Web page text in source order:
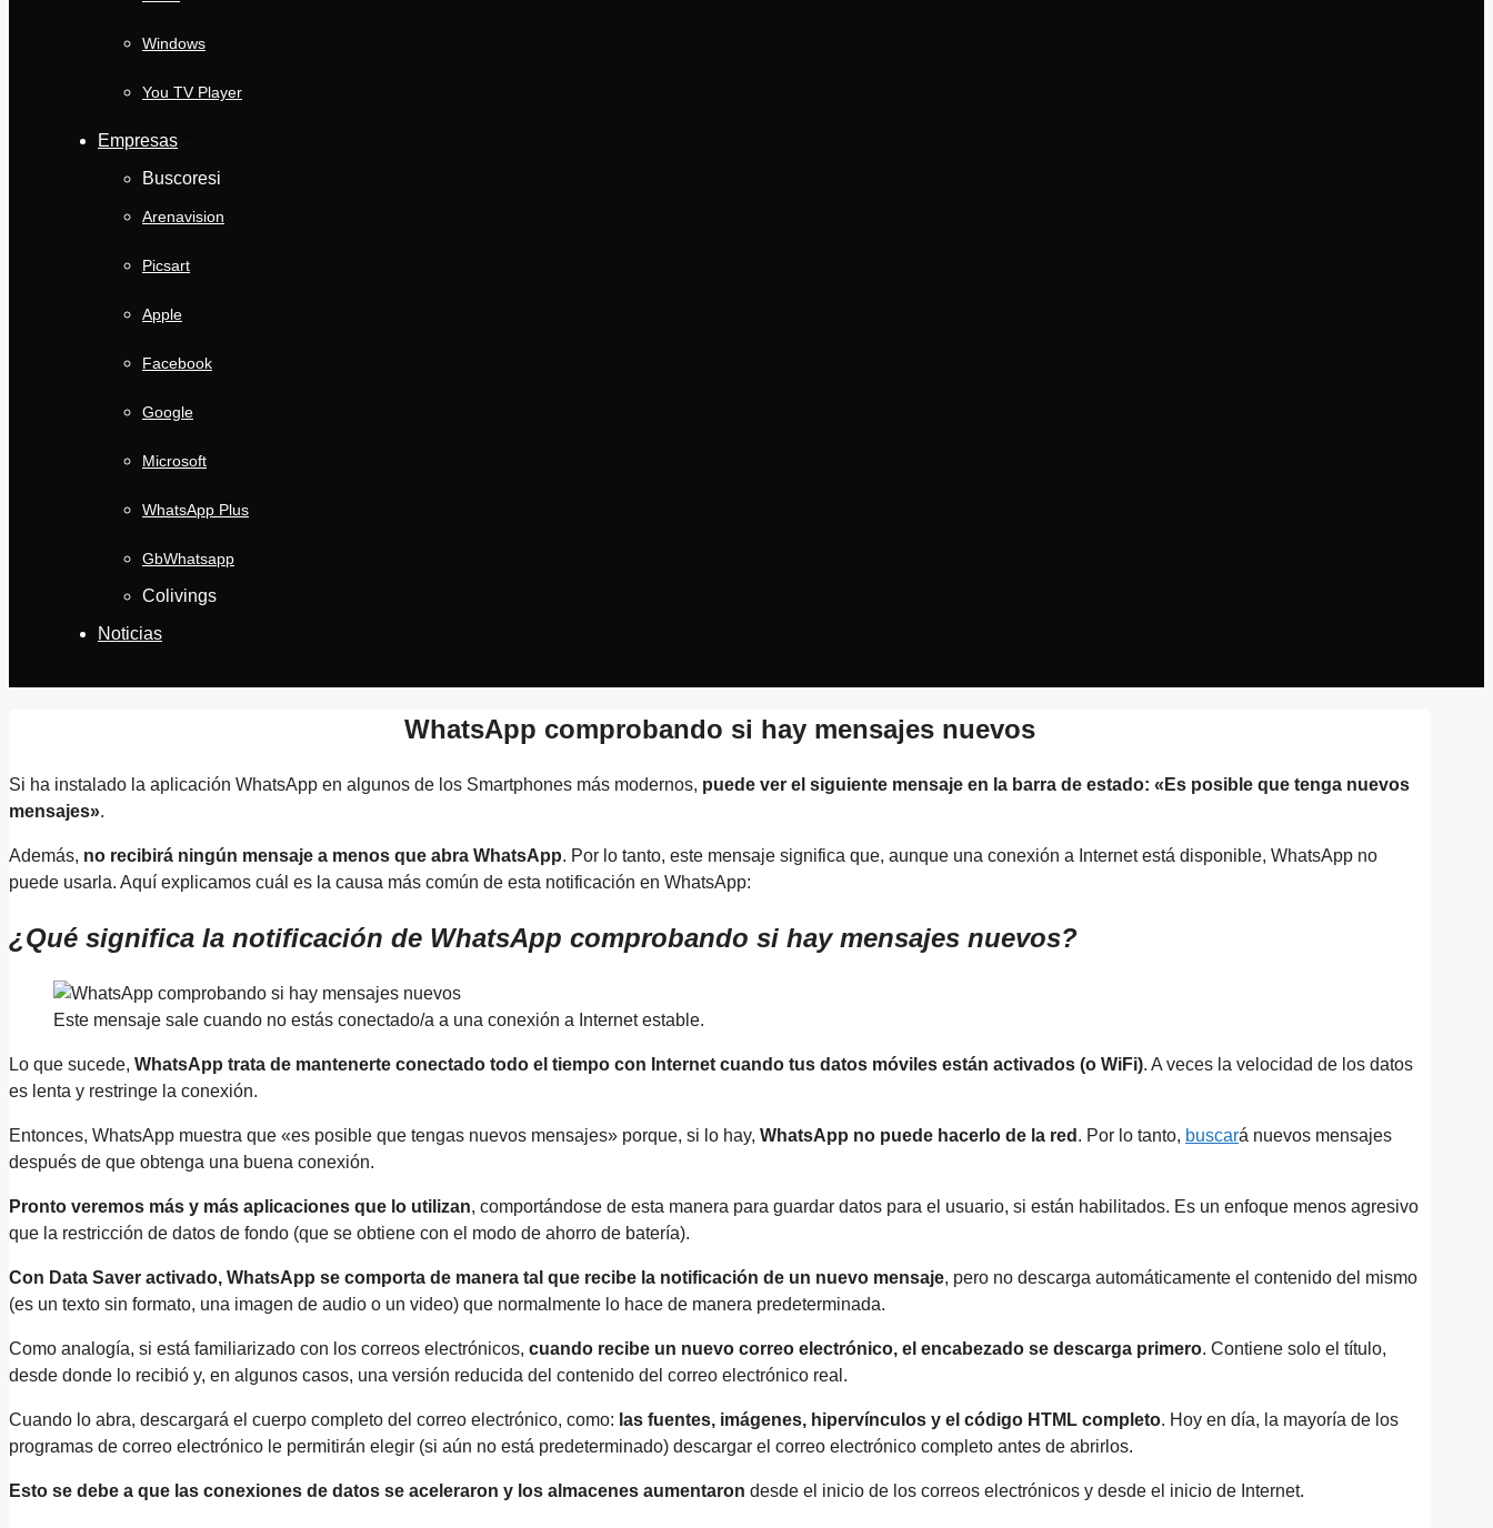
Windows
You TV Player
Empresas
Buscoresi
Arenavision
Picsart
Apple
Facebook
Google
Microsoft
WhatsApp Plus
GbWhatsapp
Colivings
Noticias
WhatsApp comprobando si hay mensajes nuevos
Si ha instalado la aplicación WhatsApp en algunos de los Smartphones más modernos, puede ver el siguiente mensaje en la barra de estado: «Es posible que tenga nuevos
mensajes».
Además, no recibirá ningún mensaje a menos que abra WhatsApp. Por lo tanto, este mensaje significa que, aunque una conexión a Internet está disponible, WhatsApp no ​​
puede usarla. Aquí explicamos cuál es la causa más común de esta notificación en WhatsApp:
¿Qué significa la notificación de WhatsApp comprobando si hay mensajes nuevos?
Este mensaje sale cuando no estás conectado/a a una conexión a Internet estable.
Lo que sucede, WhatsApp trata de mantenerte conectado todo el tiempo con Internet cuando tus datos móviles están activados (o WiFi). A veces la velocidad de los datos
es lenta y restringe la conexión.
Entonces, WhatsApp muestra que «es posible que tengas nuevos mensajes» porque, si lo hay, WhatsApp no ​​puede hacerlo de la red . Por lo tanto, buscará nuevos mensajes
después de que obtenga una buena conexión.
Pronto veremos más y más aplicaciones que lo utilizan, comportándose de esta manera para guardar datos para el usuario, si están habilitados. Es un enfoque menos agresivo
que la restricción de datos de fondo (que se obtiene con el modo de ahorro de batería).
Con Data Saver activado, WhatsApp se comporta de manera tal que recibe la notificación de un nuevo mensaje, pero no descarga automáticamente el contenido del mismo
(es un texto sin formato, una imagen de audio o un video) que normalmente lo hace de manera predeterminada.
Como analogía, si está familiarizado con los correos electrónicos, cuando recibe un nuevo correo electrónico, el encabezado se descarga primero. Contiene solo el título,
desde donde lo recibió y, en algunos casos, una versión reducida del contenido del correo electrónico real.
Cuando lo abra, descargará el cuerpo completo del correo electrónico, como: las fuentes, imágenes, hipervínculos y el código HTML completo. Hoy en día, la mayoría de los
programas de correo electrónico le permitirán elegir (si aún no está predeterminado) descargar el correo electrónico completo antes de abrirlos.
Esto se debe a que las conexiones de datos se aceleraron y los almacenes aumentaron desde el inicio de los correos electrónicos y desde el inicio de Internet.